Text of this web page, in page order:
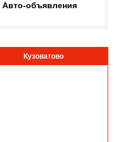
Авто-объявления
Кузоватово